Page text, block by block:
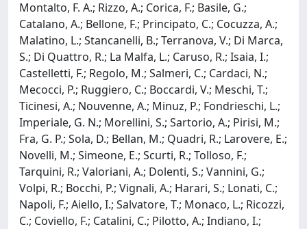
Montalto, F. A.; Rizzo, A.; Corica, F.; Basile, G.;
Catalano, A.; Bellone, F.; Principato, C.; Cocuzza, A.;
Malatino, L.; Stancanelli, B.; Terranova, V.; Di Marca,
S.; Di Quattro, R.; La Malfa, L.; Caruso, R.; Isaia, I.;
Castelletti, F.; Regolo, M.; Salmeri, C.; Cardaci, N.;
Mecocci, P.; Ruggiero, C.; Boccardi, V.; Meschi, T.;
Ticinesi, A.; Nouvenne, A.; Minuz, P.; Fondrieschi, L.;
Imperiale, G. N.; Morellini, S.; Sartorio, A.; Pirisi, M.;
Fra, G. P.; Sola, D.; Bellan, M.; Quadri, R.; Larovere, E.;
Novelli, M.; Simeone, E.; Scurti, R.; Tolloso, F.;
Tarquini, R.; Valoriani, A.; Dolenti, S.; Vannini, G.;
Volpi, R.; Bocchi, P.; Vignali, A.; Harari, S.; Lonati, C.;
Napoli, F.; Aiello, I.; Salvatore, T.; Monaco, L.; Ricozzi,
C.; Coviello, F.; Catalini, C.; Pilotto, A.; Indiano, I.;